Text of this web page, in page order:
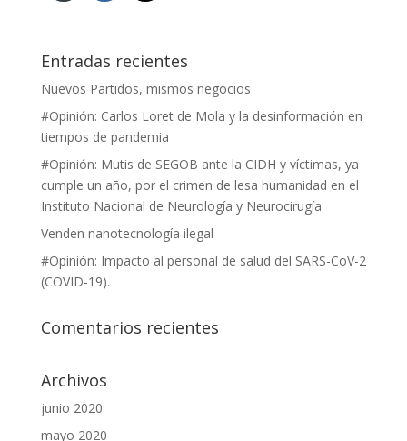
Entradas recientes
Nuevos Partidos, mismos negocios
#Opinión: Carlos Loret de Mola y la desinformación en
tiempos de pandemia
#Opinión: Mutis de SEGOB ante la CIDH y víctimas, ya
cumple un año, por el crimen de lesa humanidad en el
Instituto Nacional de Neurología y Neurocirugía
Venden nanotecnología ilegal
#Opinión: Impacto al personal de salud del SARS-CoV-2
(COVID-19).
Comentarios recientes
Archivos
junio 2020
mayo 2020